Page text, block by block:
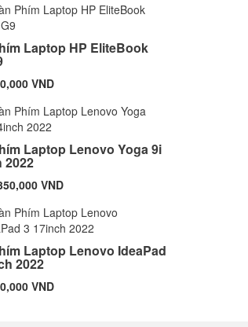
Laptop HP EliteBook
VND
Laptop Lenovo Yoga 9i
2022
VND
Laptop Lenovo IdeaPad
2022
VND